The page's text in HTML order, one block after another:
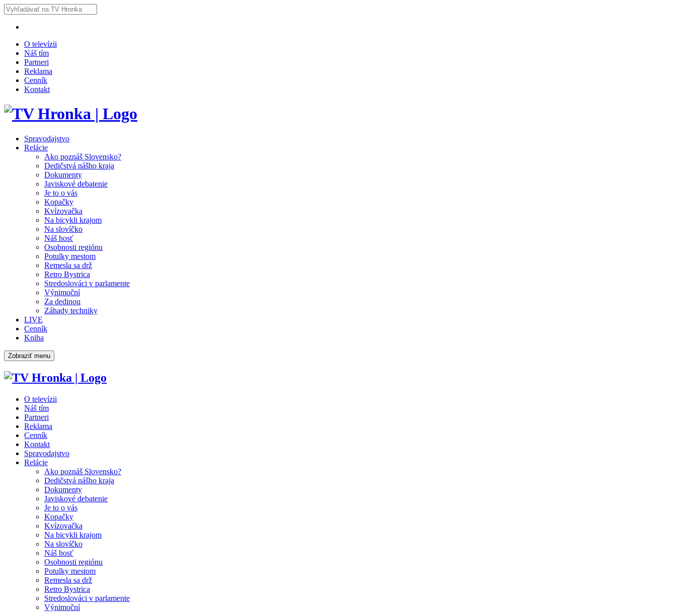
O televízii
Náš tím
Partneri
Reklama
Cenník
Kontakt
Spravodajstvo
Relácie
Ako poznáš Slovensko?
Dedičstvá nášho kraja
Dokumenty
Javiskové debatenie
Je to o vás
Kopačky
Kvízovačka
Na bicykli krajom
Na slovíčko
Náš hosť
Osobnosti regiónu
Potulky mestom
Remesla sa drž
Retro Bystrica
Stredoslováci v parlamente
Výnimoční
Za dedinou
Záhady techniky
LIVE
Cenník
Kniha
Zobraziť menu
O televízii
Náš tím
Partneri
Reklama
Cenník
Kontakt
Spravodajstvo
Relácie
Ako poznáš Slovensko?
Dedičstvá nášho kraja
Dokumenty
Javiskové debatenie
Je to o vás
Kopačky
Kvízovačka
Na bicykli krajom
Na slovíčko
Náš hosť
Osobnosti regiónu
Potulky mestom
Remesla sa drž
Retro Bystrica
Stredoslováci v parlamente
Výnimoční